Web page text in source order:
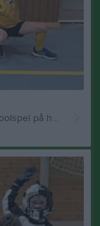
I morgon söndag 22/2 spelar P17/18 återigen poolspel på hemmaplan i Kyllemohallen. Matcherna spelas 3 mot 3 med målvakt. Matchtid 3 x 12 min. Välkomna till hallen och titta på våra unga innebandylirare! Dagens matcher 09.30 Sandhems IF - IBF Horsby 10.30 IBF Horsby - Vara IBK 11.30 Sandhems IF - Vara IBK